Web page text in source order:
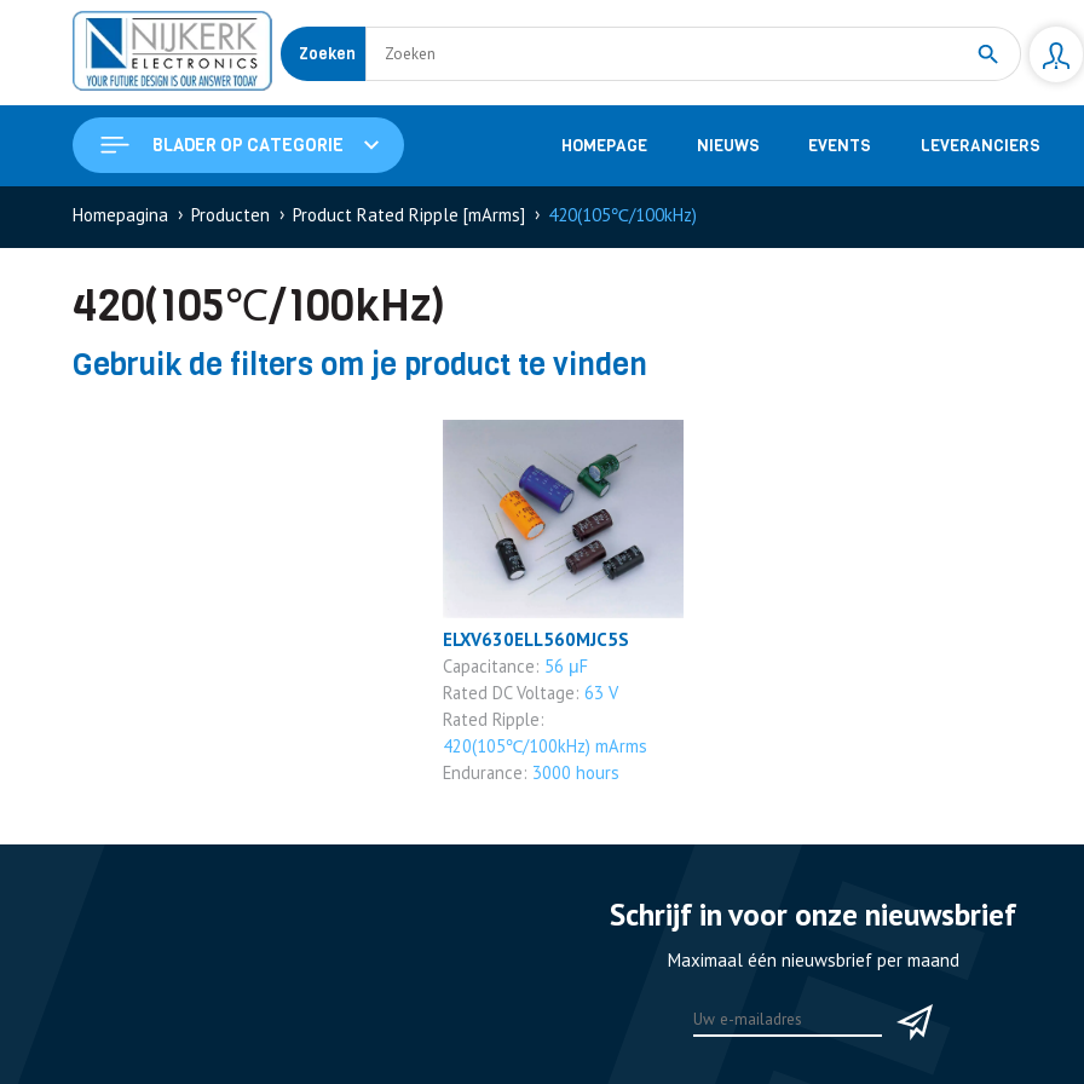
Zoeken
BLADER OP CATEGORIE HOMEPAGE NIEUWS EVENTS LEVERANCIERS
Measurement
Homepagina Producten Product Rated Ripple [mArms] 420(105℃/100kHz)
420(105℃/100kHz)
Gebruik de filters om je product te vinden
ELXV630ELL560MJC5S
Capacitance: 56 μF
Rated DC Voltage: 63 V
Rated Ripple:
420(105℃/100kHz) mArms
Endurance: 3000 hours
Schrijf in voor onze nieuwsbrief
Maximaal één nieuwsbrief per maand